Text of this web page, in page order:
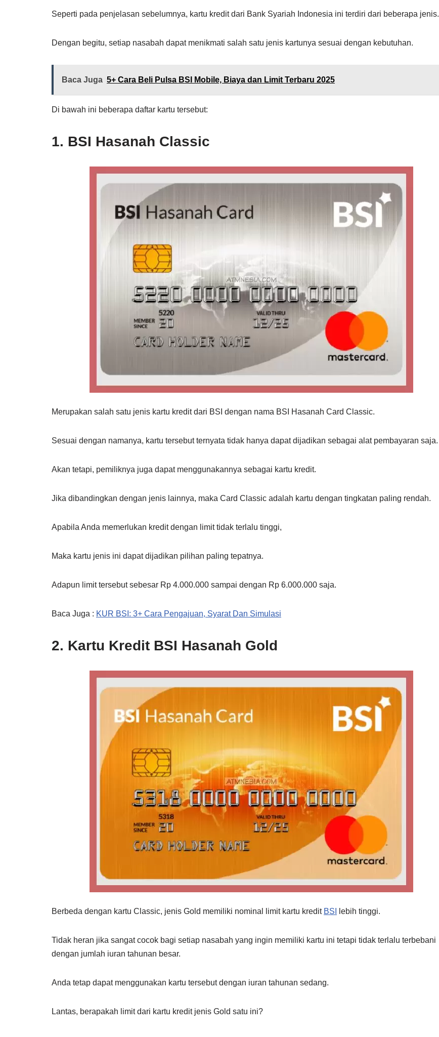
Seperti pada penjelasan sebelumnya, kartu kredit dari Bank Syariah Indonesia ini terdiri dari beberapa jenis.
Dengan begitu, setiap nasabah dapat menikmati salah satu jenis kartunya sesuai dengan kebutuhan.
Baca Juga 5+ Cara Beli Pulsa BSI Mobile, Biaya dan Limit Terbaru 2025
Di bawah ini beberapa daftar kartu tersebut:
1. BSI Hasanah Classic
Merupakan salah satu jenis kartu kredit dari BSI dengan nama BSI Hasanah Card Classic.
Sesuai dengan namanya, kartu tersebut ternyata tidak hanya dapat dijadikan sebagai alat pembayaran saja.
Akan tetapi, pemiliknya juga dapat menggunakannya sebagai kartu kredit.
Jika dibandingkan dengan jenis lainnya, maka Card Classic adalah kartu dengan tingkatan paling rendah.
Apabila Anda memerlukan kredit dengan limit tidak terlalu tinggi,
Maka kartu jenis ini dapat dijadikan pilihan paling tepatnya.
Adapun limit tersebut sebesar Rp 4.000.000 sampai dengan Rp 6.000.000 saja.
Baca Juga : KUR BSI: 3+ Cara Pengajuan, Syarat Dan Simulasi
2. Kartu Kredit BSI Hasanah Gold
Berbeda dengan kartu Classic, jenis Gold memiliki nominal limit kartu kredit BSI lebih tinggi.
Tidak heran jika sangat cocok bagi setiap nasabah yang ingin memiliki kartu ini tetapi tidak terlalu terbebani
dengan jumlah iuran tahunan besar.
Anda tetap dapat menggunakan kartu tersebut dengan iuran tahunan sedang.
Lantas, berapakah limit dari kartu kredit jenis Gold satu ini?